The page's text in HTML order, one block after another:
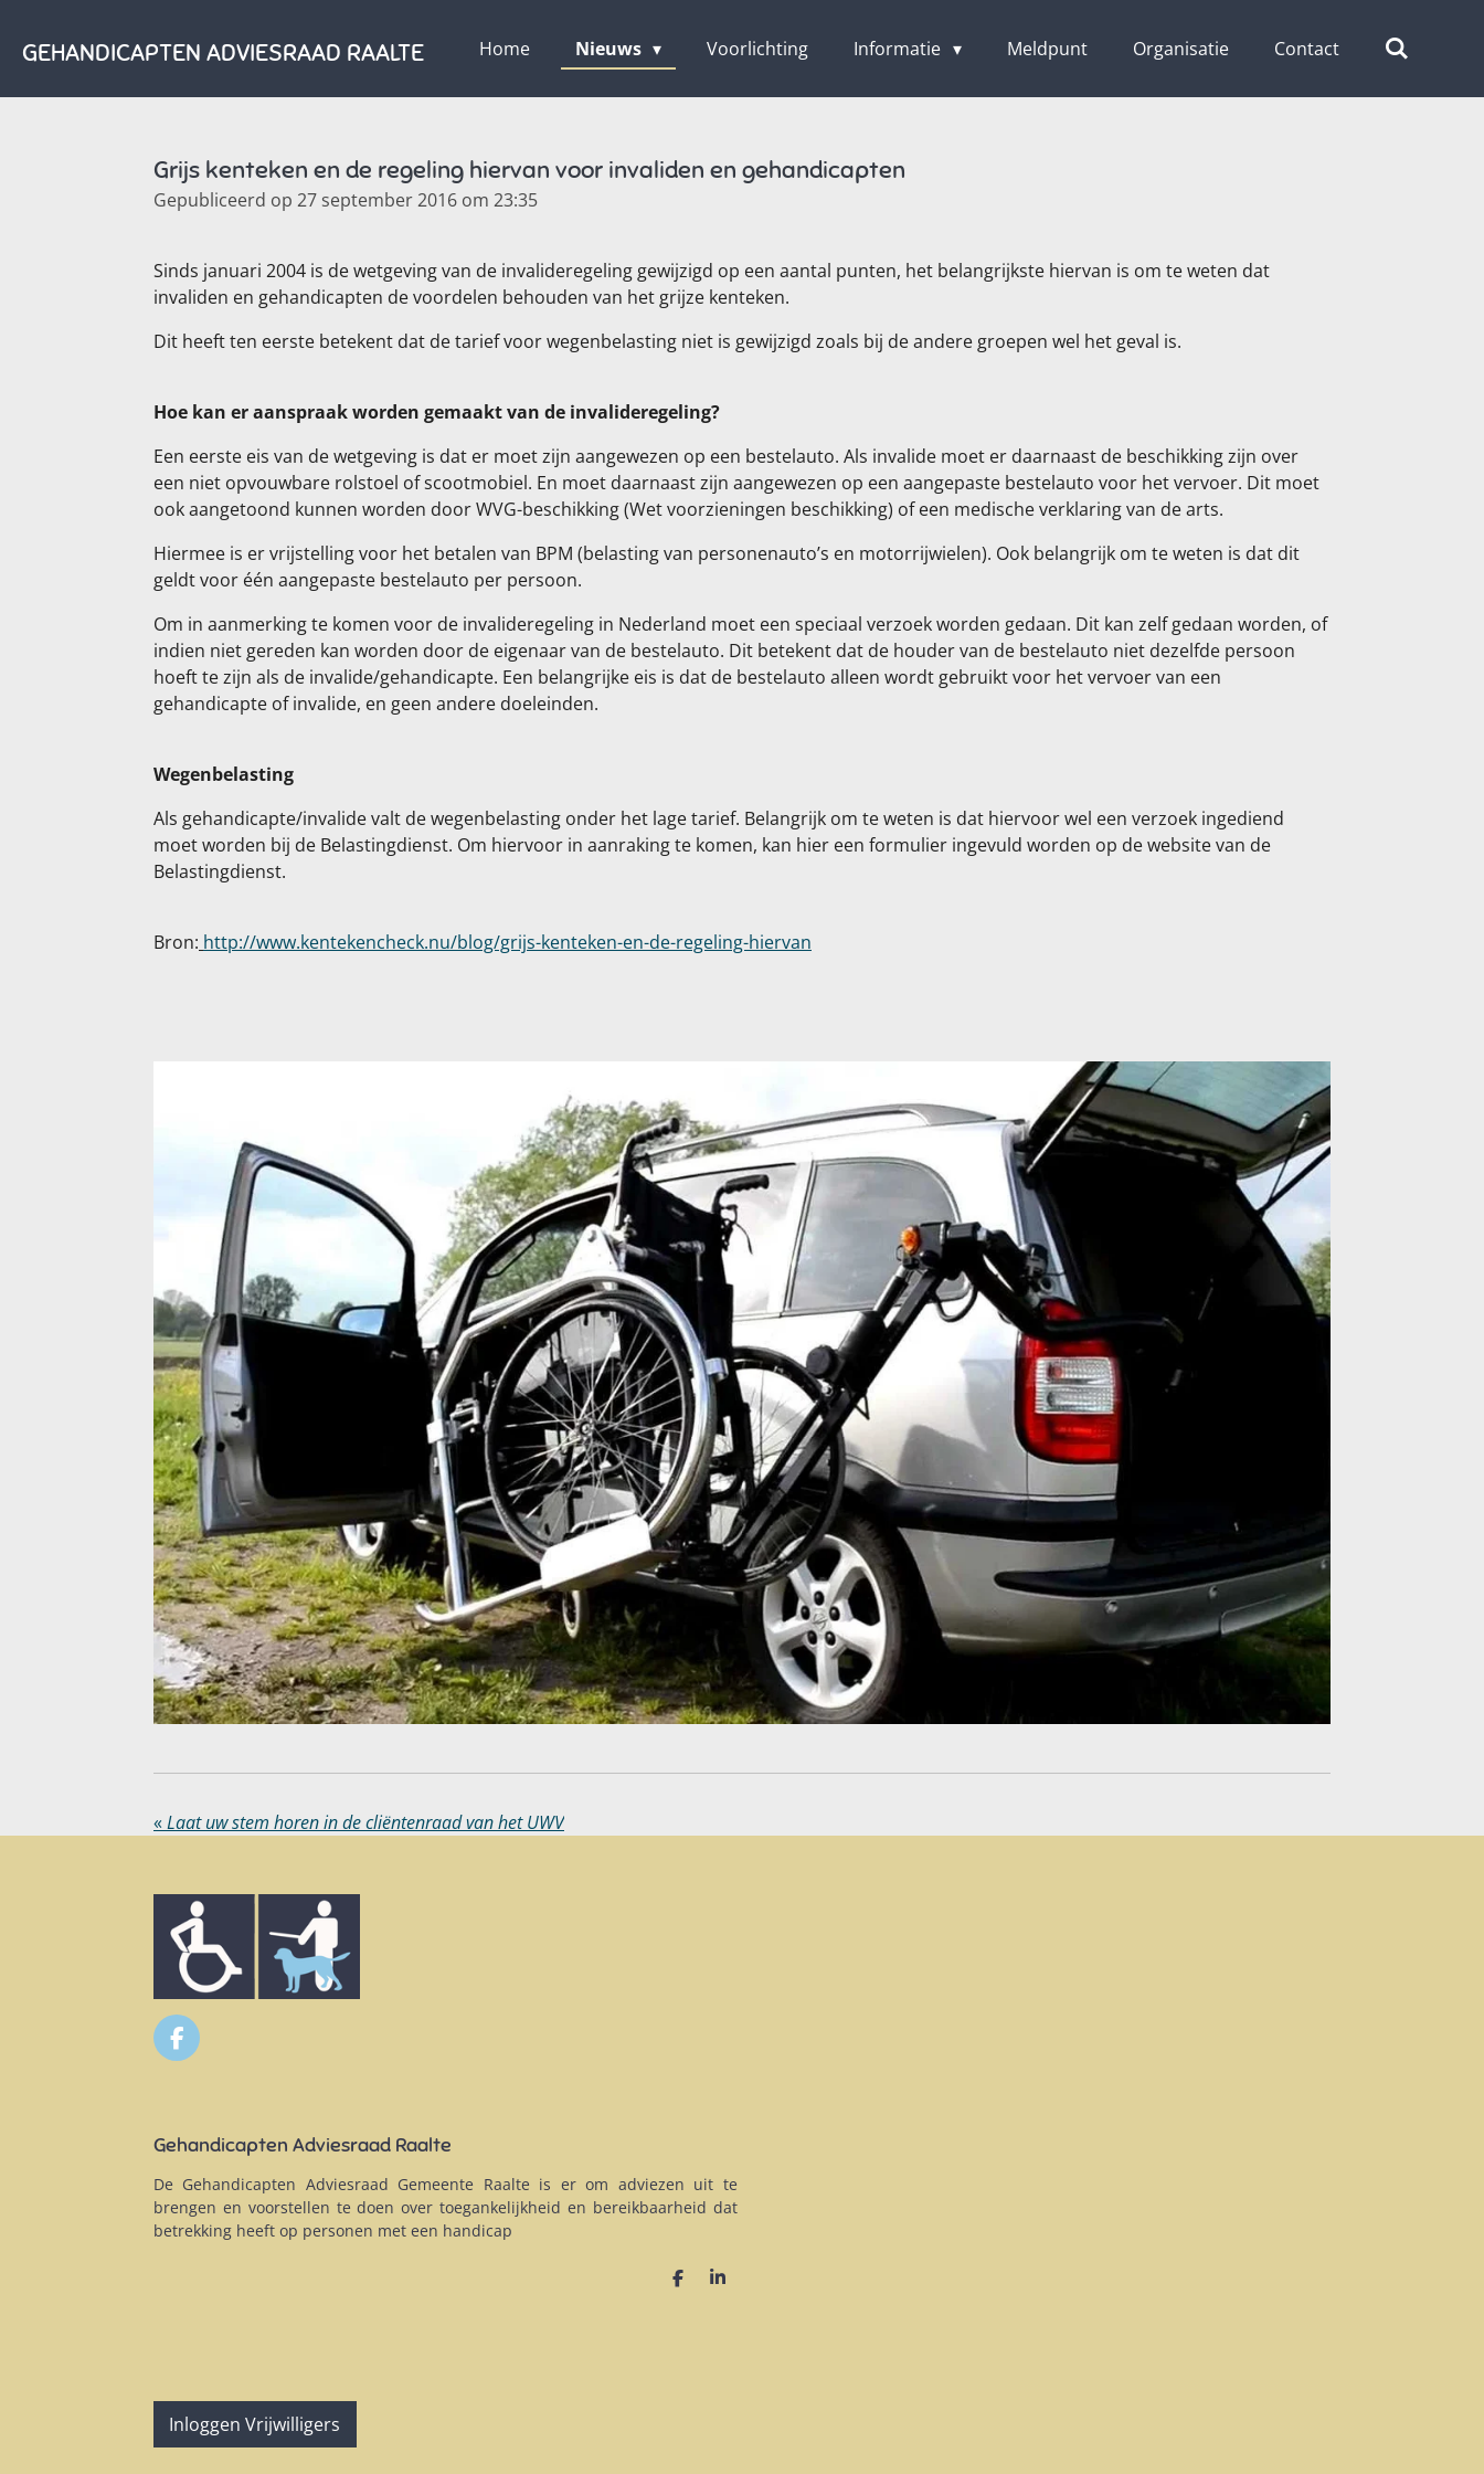
direct
de
GEHANDICAPTEN ADVIESRAAD RAALTE Home Nieuws Voorlichting Informatie Meldpunt Organisatie Contact
Grijs kenteken en de regeling hiervan voor invaliden en gehandicapten
Gepubliceerd op 27 september 2016 om 23:35
Sinds januari 2004 is de wetgeving van de invalideregeling gewijzigd op een aantal punten, het belangrijkste hiervan is om te weten dat
invaliden en gehandicapten de voordelen behouden van het grijze kenteken.
Dit heeft ten eerste betekent dat de tarief voor wegenbelasting niet is gewijzigd zoals bij de andere groepen wel het geval is.
Hoe kan er aanspraak worden gemaakt van de invalideregeling?
Een eerste eis van de wetgeving is dat er moet zijn aangewezen op een bestelauto. Als invalide moet er daarnaast de beschikking zijn over
een niet opvouwbare rolstoel of scootmobiel. En moet daarnaast zijn aangewezen op een aangepaste bestelauto voor het vervoer. Dit moet
ook aangetoond kunnen worden door WVG-beschikking (Wet voorzieningen beschikking) of een medische verklaring van de arts.
Hiermee is er vrijstelling voor het betalen van BPM (belasting van personenauto’s en motorrijwielen). Ook belangrijk om te weten is dat dit
geldt voor één aangepaste bestelauto per persoon.
Om in aanmerking te komen voor de invalideregeling in Nederland moet een speciaal verzoek worden gedaan. Dit kan zelf gedaan worden, of
indien niet gereden kan worden door de eigenaar van de bestelauto. Dit betekent dat de houder van de bestelauto niet dezelfde persoon
hoeft te zijn als de invalide/gehandicapte. Een belangrijke eis is dat de bestelauto alleen wordt gebruikt voor het vervoer van een
gehandicapte of invalide, en geen andere doeleinden.
Wegenbelasting
Als gehandicapte/invalide valt de wegenbelasting onder het lage tarief. Belangrijk om te weten is dat hiervoor wel een verzoek ingediend
moet worden bij de Belastingdienst. Om hiervoor in aanraking te komen, kan hier een formulier ingevuld worden op de website van de
Belastingdienst.
Bron: http://www.kentekencheck.nu/blog/grijs-kenteken-en-de-regeling-hiervan
«Laat uw stem horen in de cliëntenraad van het UWV
F
a
o
k
Gehandicapten Adviesraad Raalte
De Gehandicapten Adviesraad Gemeente Raalte is er om adviezen uit te
brengen en voorstellen te doen over toegankelijkheid en bereikbaarheid dat
betrekking heeft op personen met een handicap
D
S
Inloggen Vrijwilligers